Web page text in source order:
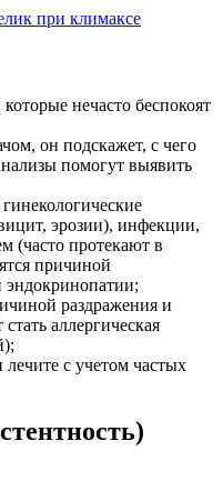
при климаксе
нечасто беспокоят
он подскажет, с чего
помогут выявить
эрозии), инфекции,
(часто протекают в
причиной
эндокринопатии;
раздражения и
аллергическая
с учетом частых